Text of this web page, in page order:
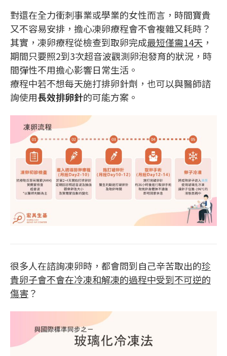
對還在全力衝刺事業或學業的女性而言，時間寶貴
又不容易安排，擔心凍卵療程會不會複雜又耗時？
其實，凍卵療程從檢查到取卵完成最短僅需14天 ，
期間只要照2到3次超音波觀測卵泡發育的狀況，時
間彈性不用擔心影響日常生活。
療程中若不想每天施打排卵針劑，也可以與醫師諮
詢使用長效排卵針的可能方案。
很多人在諮詢凍卵時，都會問到自己辛苦取出的珍
貴卵子會不會在冷凍和解凍的過程中受到不可逆的
傷害？